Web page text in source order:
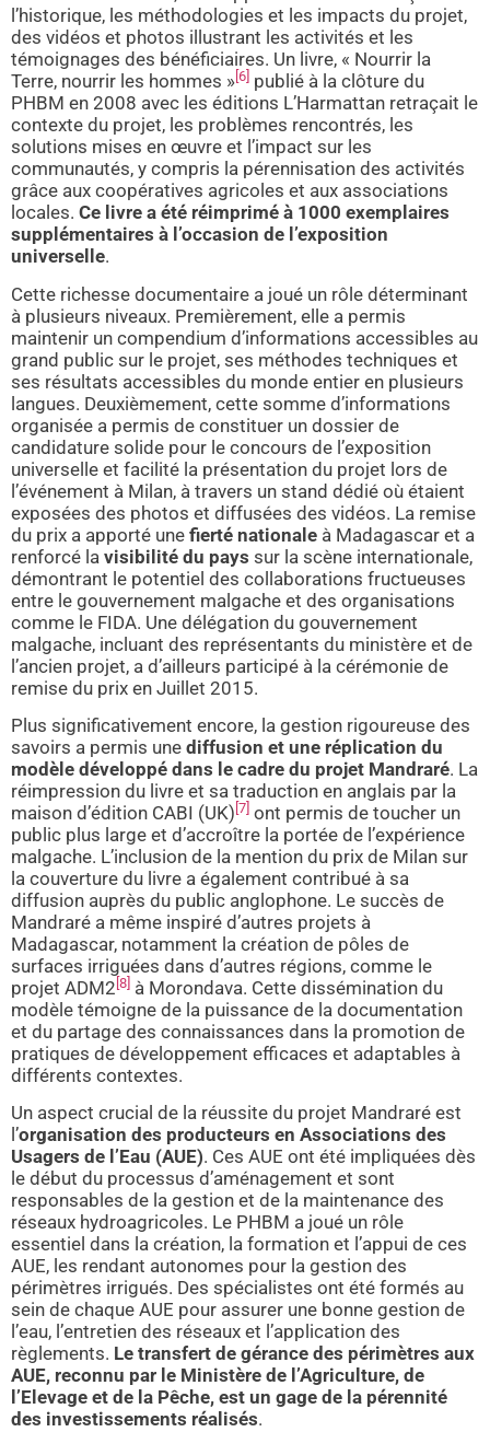
l’historique, les méthodologies et les impacts du projet,
des vidéos et photos illustrant les activités et les
témoignages des bénéficiaires. Un livre, « Nourrir la
Terre, nourrir les hommes »[6] publié à la clôture du
PHBM en 2008 avec les éditions L’Harmattan retraçait le
contexte du projet, les problèmes rencontrés, les
solutions mises en œuvre et l’impact sur les
communautés, y compris la pérennisation des activités
grâce aux coopératives agricoles et aux associations
locales. Ce livre a été réimprimé à 1000 exemplaires
supplémentaires à l’occasion de l’exposition
universelle.
Cette richesse documentaire a joué un rôle déterminant
à plusieurs niveaux. Premièrement, elle a permis
maintenir un compendium d’informations accessibles au
grand public sur le projet, ses méthodes techniques et
ses résultats accessibles du monde entier en plusieurs
langues. Deuxièmement, cette somme d’informations
organisée a permis de constituer un dossier de
candidature solide pour le concours de l’exposition
universelle et facilité la présentation du projet lors de
l’événement à Milan, à travers un stand dédié où étaient
exposées des photos et diffusées des vidéos. La remise
du prix a apporté une fierté nationale à Madagascar et a
renforcé la visibilité du pays sur la scène internationale,
démontrant le potentiel des collaborations fructueuses
entre le gouvernement malgache et des organisations
comme le FIDA. Une délégation du gouvernement
malgache, incluant des représentants du ministère et de
l’ancien projet, a d’ailleurs participé à la cérémonie de
remise du prix en Juillet 2015.
Plus significativement encore, la gestion rigoureuse des
savoirs a permis une diffusion et une réplication du
modèle développé dans le cadre du projet Mandraré. La
réimpression du livre et sa traduction en anglais par la
maison d’édition CABI (UK) [7] ont permis de toucher un
public plus large et d’accroître la portée de l’expérience
malgache. L’inclusion de la mention du prix de Milan sur
la couverture du livre a également contribué à sa
diffusion auprès du public anglophone. Le succès de
Mandraré a même inspiré d’autres projets à
Madagascar, notamment la création de pôles de
surfaces irriguées dans d’autres régions, comme le
projet ADM2 [8] à Morondava. Cette dissémination du
modèle témoigne de la puissance de la documentation
et du partage des connaissances dans la promotion de
pratiques de développement efficaces et adaptables à
différents contextes.
Un aspect crucial de la réussite du projet Mandraré est
l’organisation des producteurs en Associations des
Usagers de l’Eau (AUE). Ces AUE ont été impliquées dès
le début du processus d’aménagement et sont
responsables de la gestion et de la maintenance des
réseaux hydroagricoles. Le PHBM a joué un rôle
essentiel dans la création, la formation et l’appui de ces
AUE, les rendant autonomes pour la gestion des
périmètres irrigués. Des spécialistes ont été formés au
sein de chaque AUE pour assurer une bonne gestion de
l’eau, l’entretien des réseaux et l’application des
règlements. Le transfert de gérance des périmètres aux
AUE, reconnu par le Ministère de l’Agriculture, de
l’Elevage et de la Pêche, est un gage de la pérennité
des investissements réalisés.